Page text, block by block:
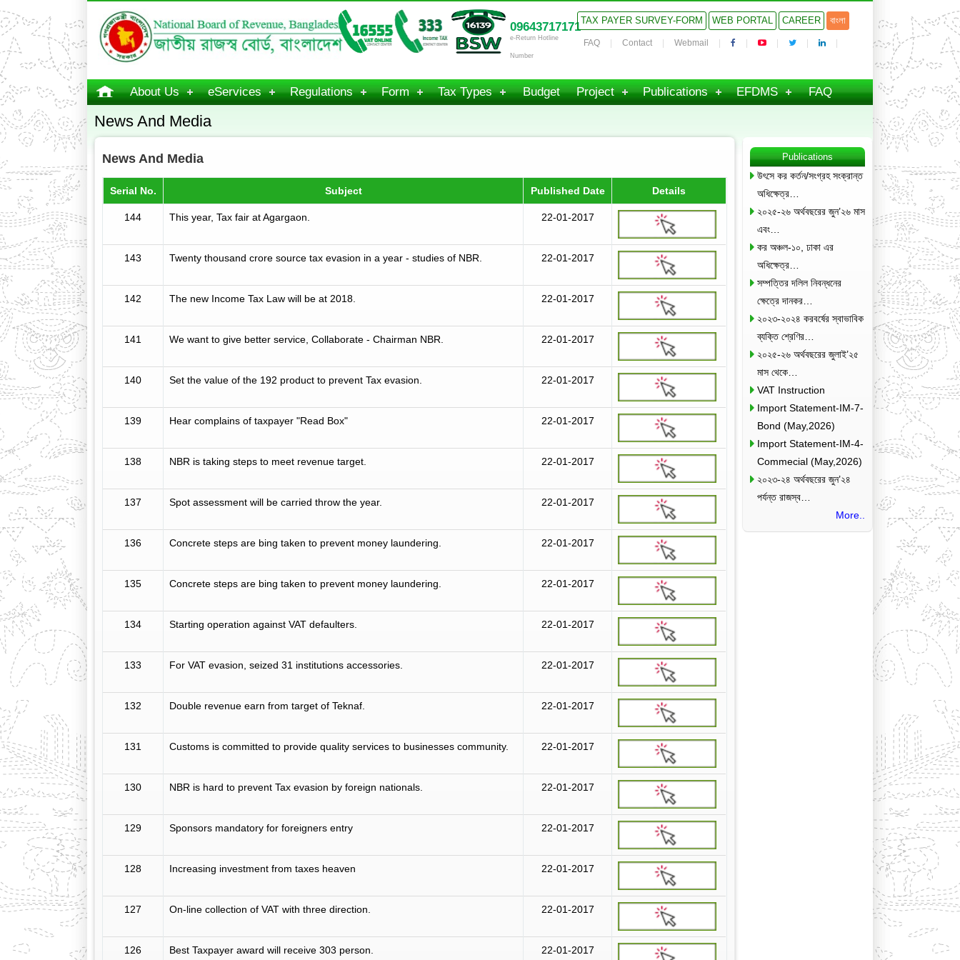
09643717171
e-Return Hotline
Number
TAX PAYER SURVEY-FORM WEB PORTAL CAREER বাংলা
FAQ Contact Webmail
About Us eServices Regulations Form Tax Types Budget Project Publications EFDMS FAQ
News And Media
News And Media
Serial No. Subject Published Date Details
144 This year, Tax fair at Agargaon. 22-01-2017
143 Twenty thousand crore source tax evasion in a year - studies of NBR. 22-01-2017
142 The new Income Tax Law will be at 2018. 22-01-2017
141 We want to give better service, Collaborate - Chairman NBR. 22-01-2017
140 Set the value of the 192 product to prevent Tax evasion. 22-01-2017
139 Hear complains of taxpayer "Read Box" 22-01-2017
138 NBR is taking steps to meet revenue target. 22-01-2017
137 Spot assessment will be carried throw the year. 22-01-2017
136 Concrete steps are bing taken to prevent money laundering. 22-01-2017
135 Concrete steps are bing taken to prevent money laundering. 22-01-2017
134 Starting operation against VAT defaulters. 22-01-2017
133 For VAT evasion, seized 31 institutions accessories. 22-01-2017
132 Double revenue earn from target of Teknaf. 22-01-2017
131 Customs is committed to provide quality services to businesses community. 22-01-2017
130 NBR is hard to prevent Tax evasion by foreign nationals. 22-01-2017
129 Sponsors mandatory for foreigners entry 22-01-2017
128 Increasing investment from taxes heaven 22-01-2017
127 On-line collection of VAT with three direction. 22-01-2017
126 Best Taxpayer award will receive 303 person. 22-01-2017
Publications
উৎসে কর কর্তন/সংগ্রহ সংক্রান্ত
অধিক্ষেত্র…
২০২৫-২৬ অর্থবছরের জুন’২৬ মাস
এবং…
কর অঞ্চল-১০, ঢাকা এর
অধিক্ষেত্র…
সম্পত্তির দলিল নিবন্ধনের
ক্ষেত্রে দানকর…
২০২৩-২০২৪ করবর্ষের স্বাভাবিক
ব্যক্তি শ্রেণির…
২০২৫-২৬ অর্থবছরের জুলাই’২৫
মাস থেকে…
VAT Instruction
Import Statement-IM-7-
Bond (May,2026)
Import Statement-IM-4-
Commecial (May,2026)
২০২৩-২৪ অর্থবছরের জুন’২৪
পর্যন্ত রাজস্ব…
More..